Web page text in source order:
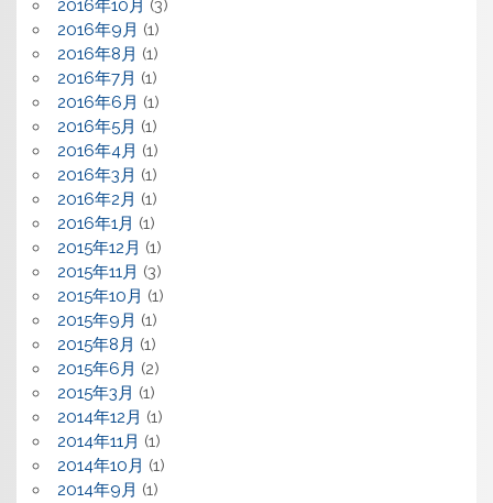
2016年10月 (3)
2016年9月 (1)
2016年8月 (1)
2016年7月 (1)
2016年6月 (1)
2016年5月 (1)
2016年4月 (1)
2016年3月 (1)
2016年2月 (1)
2016年1月 (1)
2015年12月 (1)
2015年11月 (3)
2015年10月 (1)
2015年9月 (1)
2015年8月 (1)
2015年6月 (2)
2015年3月 (1)
2014年12月 (1)
2014年11月 (1)
2014年10月 (1)
2014年9月 (1)